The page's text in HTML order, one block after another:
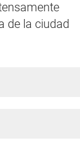
de la ciudad